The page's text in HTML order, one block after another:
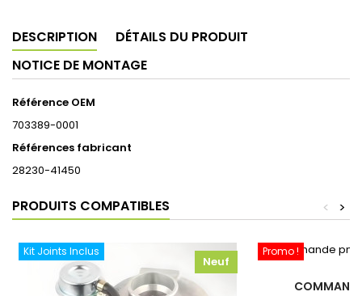
DESCRIPTION
DÉTAILS DU PRODUIT
NOTICE DE MONTAGE
Référence OEM
703389-0001
Références fabricant
28230-41450
PRODUITS COMPATIBLES >
<
Kit Joints Inclus
Neuf
Promo !